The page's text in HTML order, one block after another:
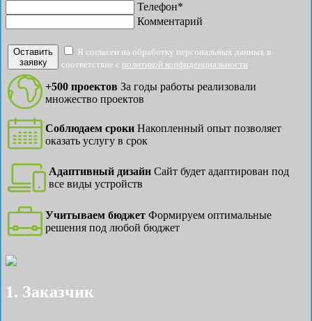
Телефон*
Комментарий
Оставить
заявку
Я согласен на обработку персональных данных в
соответствие с политикой конфиденциальности
+500 проектов За годы работы реализовали
множество проектов
Соблюдаем сроки Накопленный опыт позволяет
оказать услугу в срок
Адаптивный дизайн Сайт будет адаптирован под
все виды устройств
Учитываем бюджет Формируем оптимальные
решения под любой бюджет
1. Заказчик